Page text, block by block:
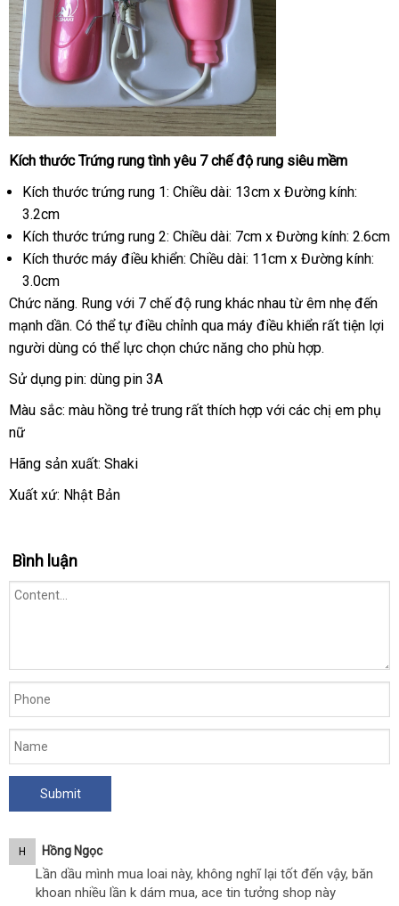
Kích thướcTrứng rung tình yêu 7 chế độ rung siêu mềm
Kích thước trứng rung 1: Chiều dài: 13cm x Đường kính:
3.2cm
Kích thước trứng rung 2: Chiều dài: 7cm x Đường kính: 2.6cm
Kích thước máy điều khiển: Chiều dài: 11cm x Đường kính:
3.0cm
Chức năngso
sánh
. Rung nhập
hàng
với 7 chế độ rung khác nhau từ êm nhẹ đến
mạnh dầnquà
tặng
. Có thể tự điều chỉnh qua máy điều khiển bảng
giá
rất tiện lợi
người dùng Nhật
Bản
có thể lực chọn chức năng cho phù hợp.
Sử dụng pin: dùng pin 3A
Màu sắc: màu hồng trẻ trung Lazada
rất thích hợp tiki
với thế
các chị em phụ
nữ
Hãng sản xuất: Shaki
Xuất xứ: Nhật Bản
Bình luận
H Hồng Ngọc
Lần dầu mình mua loai này, không nghĩ lại tốt đến vậy, băn
khoan nhiều lần k dám mua, ace tin tưởng shop này